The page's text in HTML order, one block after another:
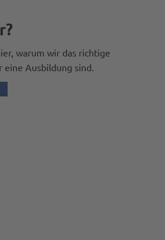
warum wir das richtige
Ausbildung sind.